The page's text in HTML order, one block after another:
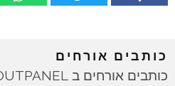
כותבים אורחים